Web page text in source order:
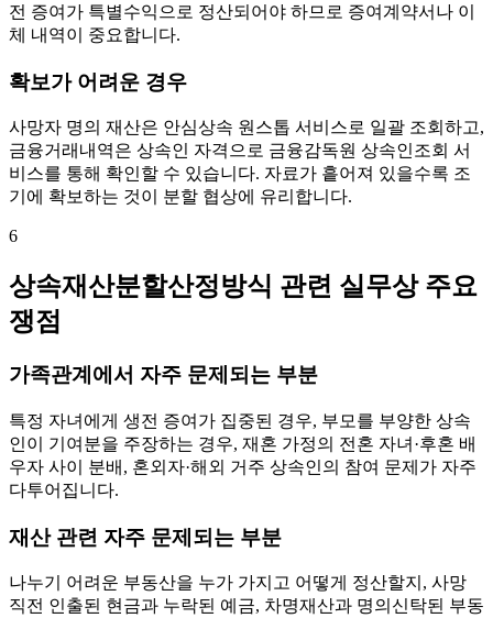
전 증여가 특별수익으로 정산되어야 하므로 증여계약서나 이
체 내역이 중요합니다.
확보가 어려운 경우
사망자 명의 재산은 안심상속 원스톱 서비스로 일괄 조회하고,
금융거래내역은 상속인 자격으로 금융감독원 상속인조회 서
비스를 통해 확인할 수 있습니다. 자료가 흩어져 있을수록 조
기에 확보하는 것이 분할 협상에 유리합니다.
6
상속재산분할산정방식 관련 실무상 주요
쟁점
가족관계에서 자주 문제되는 부분
특정 자녀에게 생전 증여가 집중된 경우, 부모를 부양한 상속
인이 기여분을 주장하는 경우, 재혼 가정의 전혼 자녀·후혼 배
우자 사이 분배, 혼외자·해외 거주 상속인의 참여 문제가 자주
다투어집니다.
재산 관련 자주 문제되는 부분
나누기 어려운 부동산을 누가 가지고 어떻게 정산할지, 사망
직전 인출된 현금과 누락된 예금, 차명재산과 명의신탁된 부동